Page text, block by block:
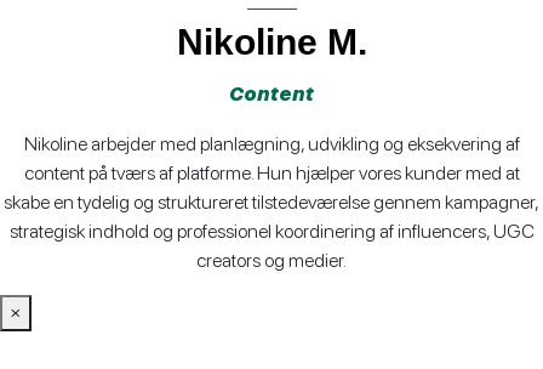
Nikoline M.
Content
Nikoline arbejder med planlægning, udvikling og eksekvering af
content på tværs af platforme. Hun hjælper vores kunder med at
skabe en tydelig og struktureret tilstedeværelse gennem kampagner,
strategisk indhold og professionel koordinering af influencers, UGC
creators og medier.
×